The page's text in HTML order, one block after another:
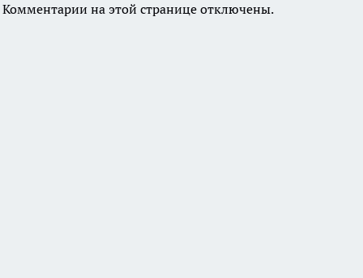
Комментарии на этой странице отключены.